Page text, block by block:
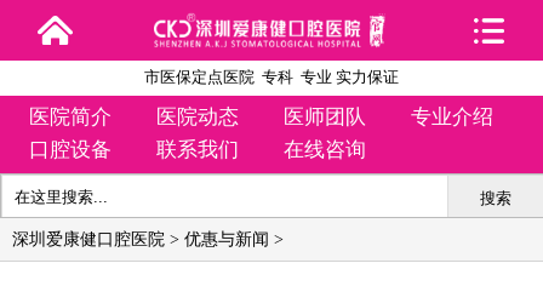
市医保定点医院 专科 专业 实力保证
医院简介 医院动态 医师团队
专业介绍
口腔设备
联系我们 在线咨询
搜索
深圳爱康健口腔医院 > 优惠与新闻 >